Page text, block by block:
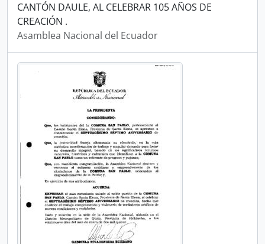
CANTÓN DAULE, AL CELEBRAR 105 AÑOS DE
CREACIÓN .
Asamblea Nacional del Ecuador